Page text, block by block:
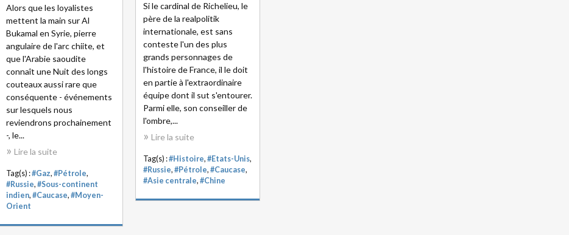
Alors que les loyalistes
mettent la main sur Al
Bukamal en Syrie, pierre
angulaire de l'arc chiite, et
que l'Arabie saoudite
connaît une Nuit des longs
couteaux aussi rare que
conséquente - événements
sur lesquels nous
reviendrons prochainement
-, le...
Lire la suite
Tag(s) :#Gaz, #Pétrole,
#Russie, #Sous-continent
indien, #Caucase, #Moyen-
Orient
Si le cardinal de Richelieu, le
père de la realpolitik
internationale, est sans
conteste l'un des plus
grands personnages de
l'histoire de France, il le doit
en partie à l'extraordinaire
équipe dont il sut s'entourer.
Parmi elle, son conseiller de
l'ombre,...
Lire la suite
Tag(s) :#Histoire, #Etats-Unis,
#Russie, #Pétrole, #Caucase,
#Asie centrale, #Chine